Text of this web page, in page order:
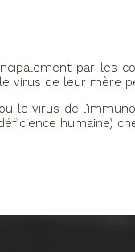
par les
virus de leur mère
le virus de
humaine)